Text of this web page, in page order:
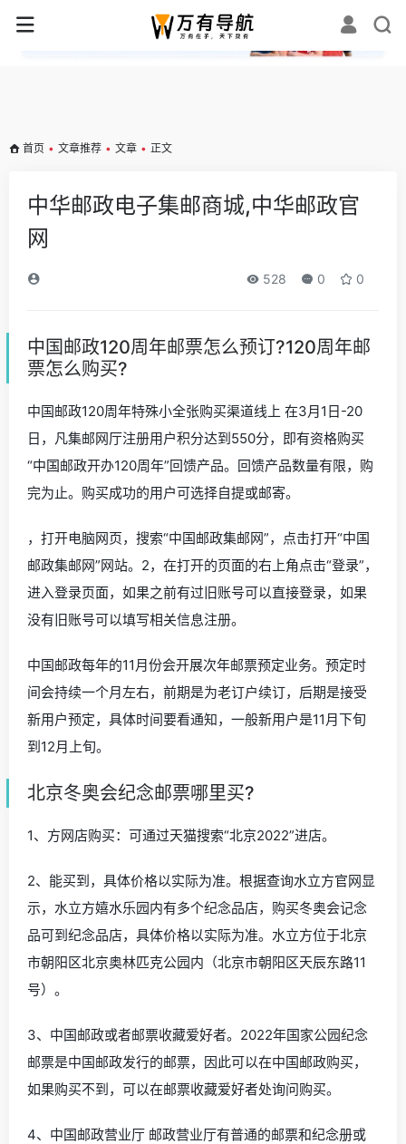
✕
首页 • 文章推荐 • 文章 • 正文
中华邮政电子集邮商城,中华邮政官
网
528 0 0
中国邮政120周年邮票怎么预订?120周年邮
票怎么购买?
中国邮政120周年特殊小全张购买渠道线上 在3月1日-20
日，凡集邮网厅注册用户积分达到550分，即有资格购买
“中国邮政开办120周年”回馈产品。回馈产品数量有限，购
完为止。购买成功的用户可选择自提或邮寄。
，打开电脑网页，搜索“中国邮政集邮网”，点击打开“中国
邮政集邮网”网站。2，在打开的页面的右上角点击“登录”，
进入登录页面，如果之前有过旧账号可以直接登录，如果
没有旧账号可以填写相关信息注册。
中国邮政每年的11月份会开展次年邮票预定业务。预定时
间会持续一个月左右，前期是为老订户续订，后期是接受
新用户预定，具体时间要看通知，一般新用户是11月下旬
到12月上旬。
北京冬奥会纪念邮票哪里买?
1、方网店购买：可通过天猫搜索“北京2022”进店。
2、能买到，具体价格以实际为准。根据查询水立方官网显
示，水立方嬉水乐园内有多个纪念品店，购买冬奥会记念
品可到纪念品店，具体价格以实际为准。水立方位于北京
市朝阳区北京奥林匹克公园内（北京市朝阳区天辰东路11
号）。
3、中国邮政或者邮票收藏爱好者。2022年国家公园纪念
邮票是中国邮政发行的邮票，因此可以在中国邮政购买，
如果购买不到，可以在邮票收藏爱好者处询问购买。
4、中国邮政营业厅 邮政营业厅有普通的邮票和纪念册或